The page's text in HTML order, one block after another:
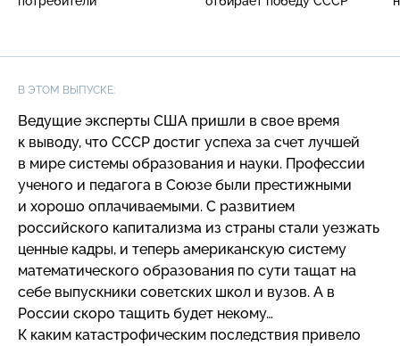
В ЭТОМ ВЫПУСКЕ:
Ведущие эксперты США пришли в свое время
к выводу, что СССР достиг успеха за счет лучшей
в мире системы образования и науки. Профессии
ученого и педагога в Союзе были престижными
и хорошо оплачиваемыми. С развитием
российского капитализма из страны стали уезжать
ценные кадры, и теперь американскую систему
математического образования по сути тащат на
себе выпускники советских школ и вузов. А в
России скоро тащить будет некому…
К каким катастрофическим последствия привело